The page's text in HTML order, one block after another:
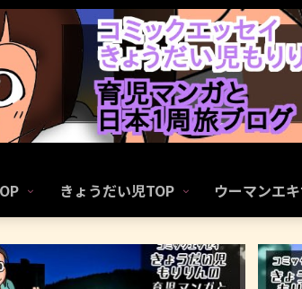
きょうだい児TOP ウーマンエ